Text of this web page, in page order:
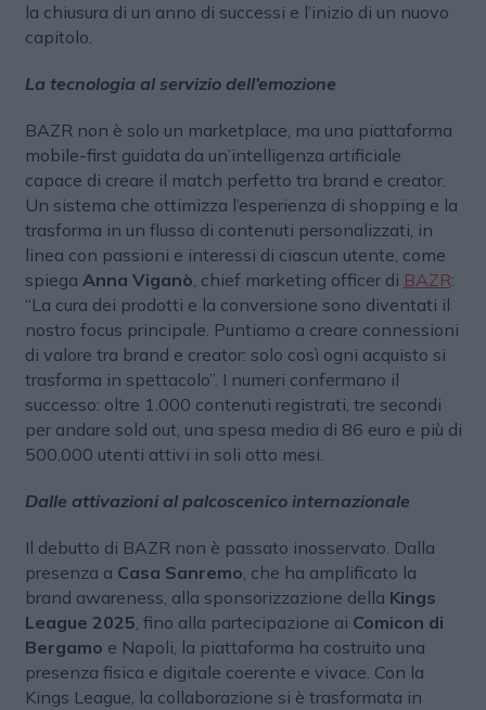
la chiusura di un anno di successi e l’inizio di un nuovo
capitolo.
La tecnologia al servizio dell’emozione
BAZR non è solo un marketplace, ma una piattaforma
mobile-first guidata da un’intelligenza artificiale
capace di creare il match perfetto tra brand e creator.
Un sistema che ottimizza l’esperienza di shopping e la
trasforma in un flusso di contenuti personalizzati, in
linea con passioni e interessi di ciascun utente, come
spiega Anna Viganò, chief marketing officer di BAZR:
“La cura dei prodotti e la conversione sono diventati il
nostro focus principale. Puntiamo a creare connessioni
di valore tra brand e creator: solo così ogni acquisto si
trasforma in spettacolo”. I numeri confermano il
successo: oltre 1.000 contenuti registrati, tre secondi
per andare sold out, una spesa media di 86 euro e più di
500.000 utenti attivi in soli otto mesi.
Dalle attivazioni al palcoscenico internazionale
Il debutto di BAZR non è passato inosservato. Dalla
presenza a Casa Sanremo, che ha amplificato la
brand awareness, alla sponsorizzazione della Kings
League 2025, fino alla partecipazione ai Comicon di
Bergamo e Napoli, la piattaforma ha costruito una
presenza fisica e digitale coerente e vivace. Con la
Kings League, la collaborazione si è trasformata in